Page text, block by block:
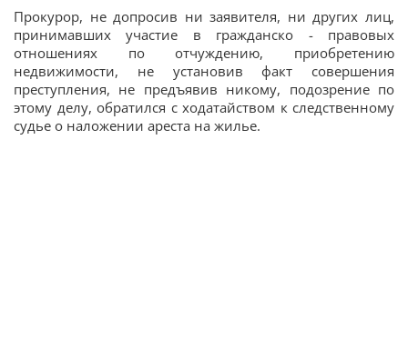
Прокурор, не допросив ни заявителя, ни других лиц,
принимавших участие в гражданско - правовых
отношениях по отчуждению, приобретению
недвижимости, не установив факт совершения
преступления, не предъявив никому, подозрение по
этому делу, обратился с ходатайством к следственному
судье о наложении ареста на жилье.